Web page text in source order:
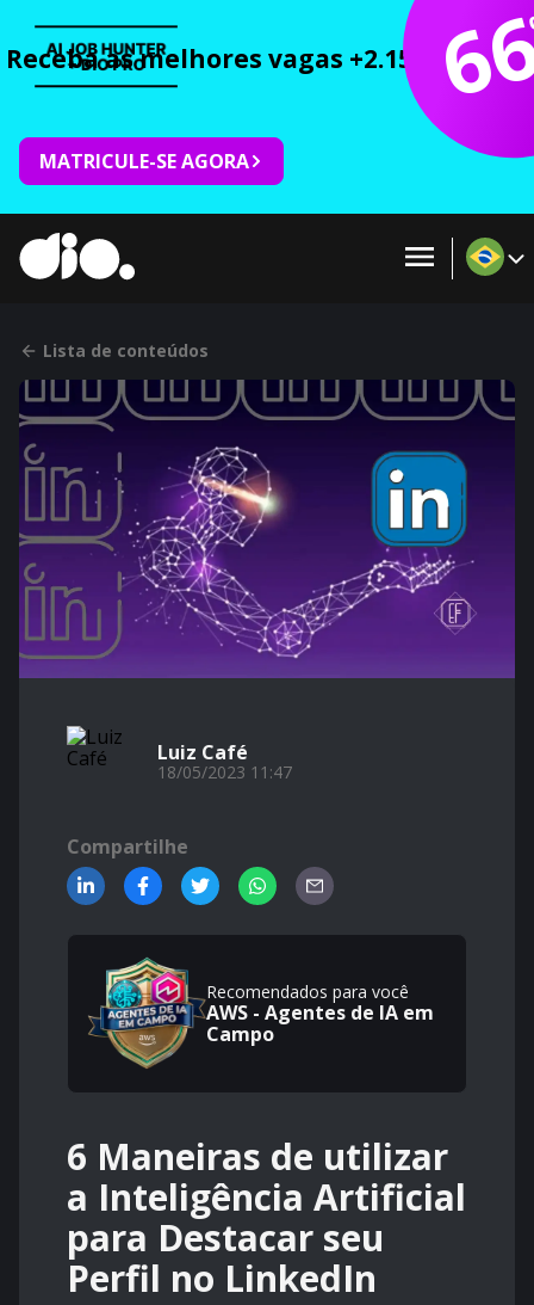
Receba as melhores vagas +2.150 cursos
MATRICULE-SE AGORA
Lista de conteúdos
Luiz Café
18/05/2023 11:47
Compartilhe
Recomendados para você
AWS - Agentes de IA em
Campo
6 Maneiras de utilizar
a Inteligência Artificial
para Destacar seu
Perfil no LinkedIn